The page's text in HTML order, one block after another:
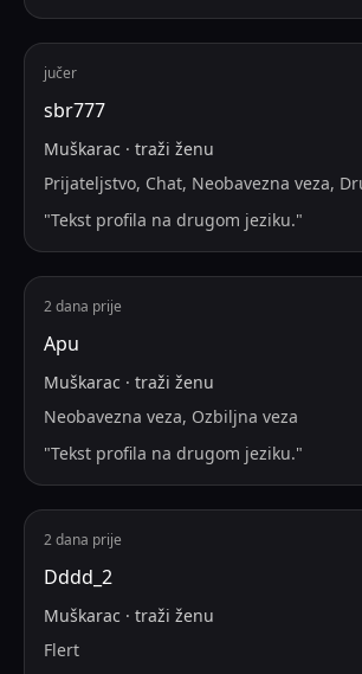
jučer
sbr777
Muškarac · traži ženu
Prijateljstvo, Chat, Neobavezna veza,
"Tekst profila na drugom jeziku."
2 dana prije
Apu
Muškarac · traži ženu
Neobavezna veza, Ozbiljna veza
"Tekst profila na drugom jeziku."
2 dana prije
Dddd_2
Muškarac · traži ženu
Flert